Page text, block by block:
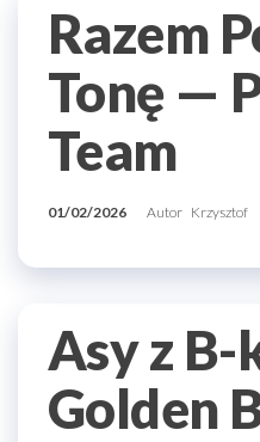
Razem
Tonę —
Team
01/02/2026 Autor Krzysztof
Asy z
Golden